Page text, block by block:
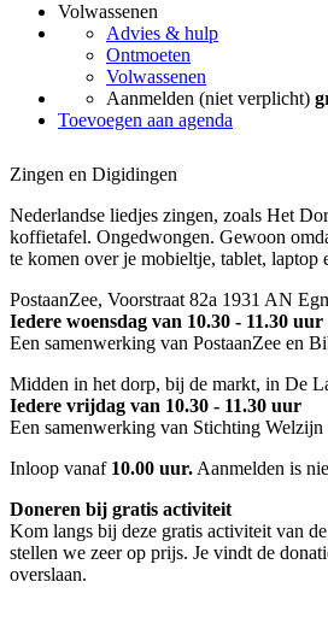
Volwassenen
Advies & hulp
Ontmoeten
Volwassenen
Aanmelden (niet verplicht)
Toevoegen aan agenda
Zingen en Digidingen
Nederlandse liedjes zingen, zoals Het
koffietafel. Ongedwongen. Gewoon
te komen over je mobieltje, tablet, laptop
PostaanZee, Voorstraat 82a 1931 AN
Iedere woensdag van 10.30 - 11.30 uur
Een samenwerking van PostaanZee en
Midden in het dorp, bij de markt, in De
Iedere vrijdag van 10.30 - 11.30 uur
Een samenwerking van Stichting
Inloop vanaf 10.00 uur. Aanmelden is
Doneren bij gratis activiteit
Kom langs bij deze gratis activiteit van
stellen we zeer op prijs. Je vindt de
overslaan.